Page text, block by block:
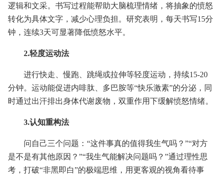
逻辑和文采。书写过程能帮助大脑梳理情绪，将抽象的愤怒
转化为具体文字，减少心理负担。研究表明，每天书写15分
钟，连续3天可显著降低愤怒水平。
2.轻度运动法
进行快走、慢跑、跳绳或拉伸等轻度运动，持续15-20
分钟。运动能促进内啡肽、多巴胺等“快乐激素”的分泌，同
时通过出汗排出身体代谢废物，双重作用下缓解愤怒情绪。
3.认知重构法
问自己三个问题：“这件事真的值得我生气吗？”“对方
是不是有其他原因？”“我生气能解决问题吗？”通过理性思
考，打破“非黑即白”的极端思维，用更客观的视角看待事